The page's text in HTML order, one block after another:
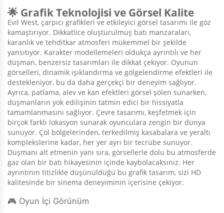
🌟 Grafik Teknolojisi ve Görsel Kalite
Evil West, çarpıcı grafikleri ve etkileyici görsel tasarımı ile göz
kamaştırıyor. Dikkatlice oluşturulmuş batı manzaraları,
karanlık ve tehditkar atmosferi mükemmel bir şekilde
yansıtıyor. Karakter modellemeleri oldukça ayrıntılı ve her
düşman, benzersiz tasarımları ile dikkat çekiyor. Oyunun
görselleri, dinamik ışıklandırma ve gölgelendirme efektleri ile
destekleniyor, bu da daha gerçekçi bir deneyim sağlıyor.
Ayrıca, patlama, alev ve kan efektleri görsel şölen sunarken,
düşmanların yok edilişinin tatmin edici bir hissiyatla
tamamlanmasını sağlıyor. Çevre tasarımı, keşfetmek için
birçok farklı lokasyon sunarak oyunculara zengin bir dünya
sunuyor. Çöl bölgelerinden, terkedilmiş kasabalara ve yeraltı
komplekslerine kadar, her yer ayrı bir tecrübe sunuyor.
Düşmanı alt etmenin yanı sıra, görsellerle dolu bu atmosferde
gaz olan bir batı hikayesinin içinde kaybolacaksınız. Her
ayrıntının titizlikle düşünüldüğü bu grafik tasarım, sizi HD
kalitesinde bir sinema deneyiminin içerisine çekiyor.
🎮 Oyun İçi Görünüm